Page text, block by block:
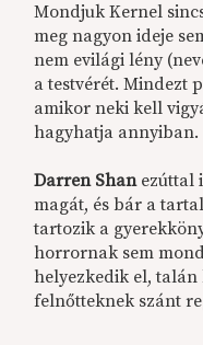
Mondjuk Kernel
meg nagyon ideje
nem evilági lény
a testvérét. Mindezt
amikor neki kell
hagyhatja annyiban.
Darren Shanezúttal
magát, és bár a
tartozik a
horrornak sem
helyezkedik el,
felnőtteknek szánt